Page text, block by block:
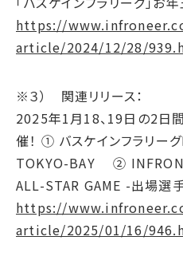
https://
article/2024/12/28/
※３） 関連リリース：
2025年1月18、19日の2日
催！ ① バスケインフラリ
TOKYO-BAY ②
ALL-STAR GAME -出場選
https://
article/2025/01/16/